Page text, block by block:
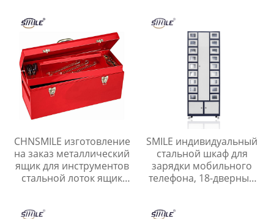
CHNSMILE изготовление
на заказ металлический
ящик для инструментов
стальной лоток ящик
хранения инструментов
SMILE индивидуальный
стальной шкаф для
зарядки мобильного
телефона, 18-дверный